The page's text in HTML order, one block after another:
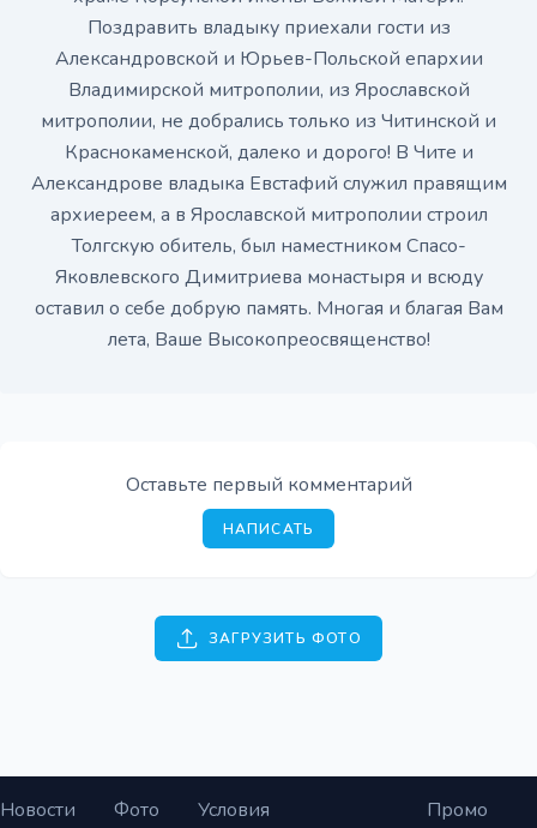
Поздравить владыку приехали гости из
Александровской и Юрьев-Польской епархии
Владимирской митрополии, из Ярославской
митрополии, не добрались только из Читинской и
Краснокаменской, далеко и дорого! В Чите и
Александрове владыка Евстафий служил правящим
архиереем, а в Ярославской митрополии строил
Толгскую обитель, был наместником Спасо-
Яковлевского Димитриева монастыря и всюду
оставил о себе добрую память. Многая и благая Вам
лета, Ваше Высокопреосвященство!
Оставьте первый комментарий
НАПИСАТЬ
ЗАГРУЗИТЬ ФОТО
Новости Фото
Условия
Промо